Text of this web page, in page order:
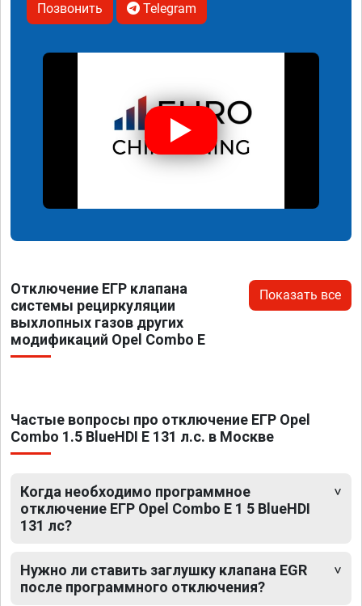
Позвонить Telegram
Отключение ЕГР клапана
системы рециркуляции
выхлопных газов других
модификаций Opel Combo E
Показать все
Частые вопросы про отключение ЕГР Opel
Combo 1.5 BlueHDI E 131 л.с. в Москве
Когда необходимо программное
отключение ЕГР Opel Combo E 1 5 BlueHDI
131 лс?
Нужно ли ставить заглушку клапана EGR
после программного отключения?